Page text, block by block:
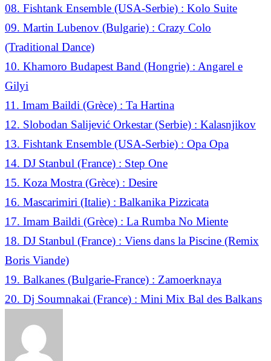
08. Fishtank Ensemble (USA-Serbie) : Kolo Suite
09. Martin Lubenov (Bulgarie) : Crazy Colo
(Traditional Dance)
10. Khamoro Budapest Band (Hongrie) : Angarel e
Gilyi
11. Imam Baildi (Grèce) : Ta Hartina
12. Slobodan Salijević Orkestar (Serbie) : Kalasnjikov
13. Fishtank Ensemble (USA-Serbie) : Opa Opa
14. DJ Stanbul (France) : Step One
15. Koza Mostra (Grèce) : Desire
16. Mascarimiri (Italie) : Balkanika Pizzicata
17. Imam Baildi (Grèce) : La Rumba No Miente
18. DJ Stanbul (France) : Viens dans la Piscine (Remix
Boris Viande)
19. Balkanes (Bulgarie-France) : Zamoerknaya
20. Dj Soumnakai (France) : Mini Mix Bal des Balkans